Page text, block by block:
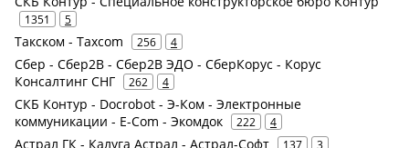
1351 5
Такском - Taxcom 256 4
Сбер - Сбер2В - Cбер2B ЭДО - СберКорус - Корус
Консалтинг СНГ
262 4
СКБ Контур - Docrobot - Э-Ком - Электронные
коммуникации - E-Com - Экомдок
222 4
Астрал ГК - Калуга Астрал - Астрал-Софт 137 3